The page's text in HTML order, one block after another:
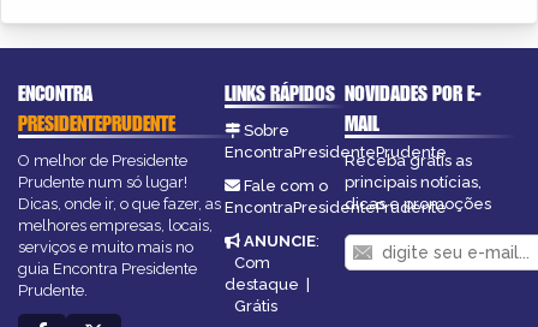
ENCONTRA
PRESIDENTEPRUDENTE
O melhor de Presidente
Prudente num só lugar!
Dicas, onde ir, o que fazer, as
melhores empresas, locais,
serviços e muito mais no
guia Encontra Presidente
Prudente.
LINKS RÁPIDOS
Sobre
EncontraPresidentePrudente
Fale com o
EncontraPresidentePrudente
ANUNCIE:
Com
destaque |
Grátis
NOVIDADES POR E-
MAIL
Receba grátis as
principais notícias,
dicas e promoções